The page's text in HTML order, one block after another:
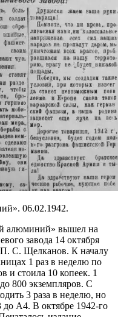
06.02.1942.
алюминий» вышел на
завода 14 октября
П. С. Щелканов. К началу
1 раз в неделю по
и стоила 10 копеек. 1
800 экземпляров. С
3 раза в неделю, но
до А4. В октябре 1942-го